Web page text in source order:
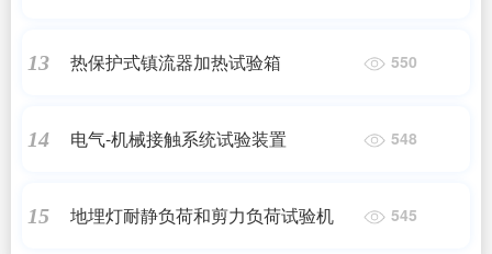
13 热保护式镇流器加热试验箱 550
14 电气-机械接触系统试验装置 548
15 地埋灯耐静负荷和剪力负荷试验机 545